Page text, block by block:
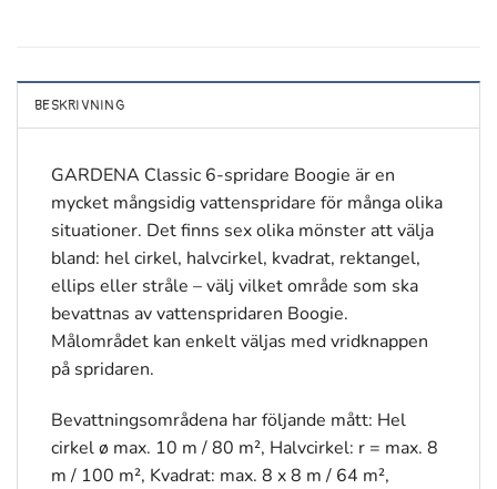
BESKRIVNING
GARDENA Classic 6-spridare Boogie är en
mycket mångsidig vattenspridare för många olika
situationer. Det finns sex olika mönster att välja
bland: hel cirkel, halvcirkel, kvadrat, rektangel,
ellips eller stråle – välj vilket område som ska
bevattnas av vattenspridaren Boogie.
Målområdet kan enkelt väljas med vridknappen
på spridaren.
Bevattningsområdena har följande mått: Hel
cirkel ø max. 10 m / 80 m², Halvcirkel: r = max. 8
m / 100 m², Kvadrat: max. 8 x 8 m / 64 m²,